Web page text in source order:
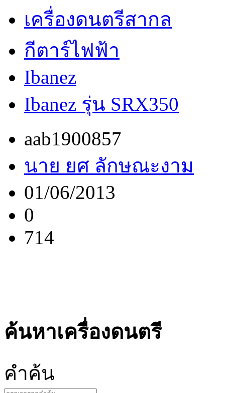
เครื่องดนตรีสากล
กีตาร์ไฟฟ้า
Ibanez
Ibanez รุ่น SRX350
aab1900857
นาย ยศ ลักษณะงาม
01/06/2013
0
714
ค้นหาเครื่องดนตรี
คำค้น